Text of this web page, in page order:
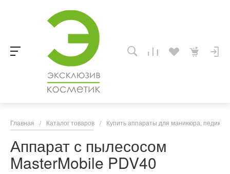
Главная / Каталог товаров / Купить аппараты для маникюра,
Аппарат с пылесосом
MasterMobile PDV40